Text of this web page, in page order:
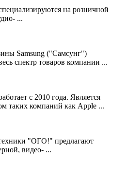
на розничной
...
Samsung ("Самсунг")
спектр товаров компании ...
с 2010 года. Является
таких компаний как Apple ...
"ОГО!" предлагают
видео- ...